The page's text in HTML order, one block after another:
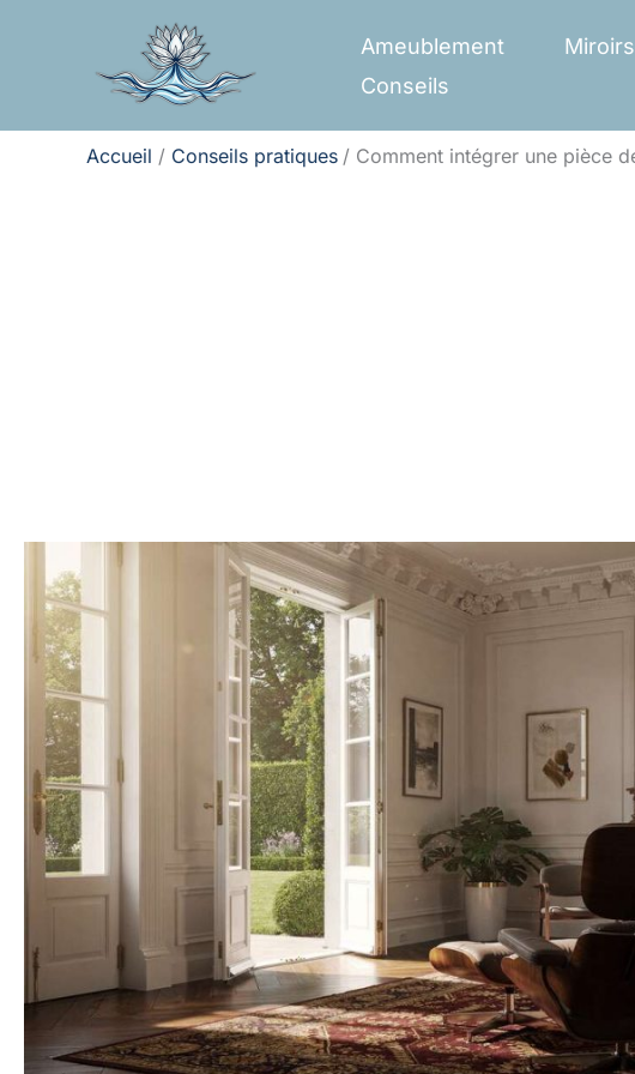
Ameublement Miroirs
Conseils
Accueil Conseils pratiques Comment intégrer une pièce